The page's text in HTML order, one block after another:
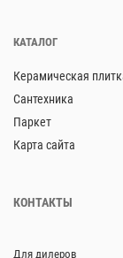
КАТАЛОГ
Керамическая
Сантехника
Паркет
Карта сайта
КОНТАКТЫ
Для дилеров